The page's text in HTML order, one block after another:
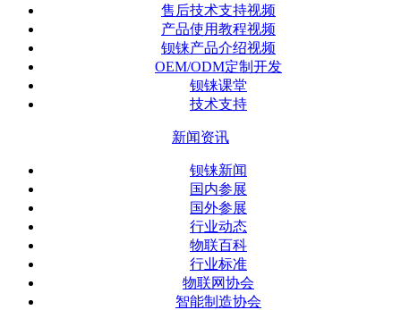
售后技术支持视频
产品使用教程视频
钡铼产品介绍视频
OEM/ODM定制开发
钡铼课堂
技术支持
新闻资讯
钡铼新闻
国内参展
国外参展
行业动态
物联百科
行业标准
物联网协会
智能制造协会